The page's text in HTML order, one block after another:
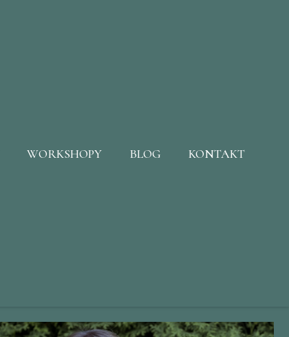
WORKSHOPY BLOG KONTAKT